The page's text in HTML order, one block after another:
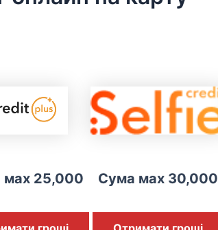
мах 25,000 Сума мах 30,000